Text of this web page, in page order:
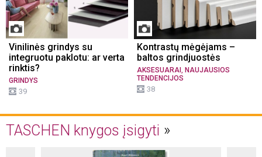
Vinilinės grindys su
integruotu paklotu: ar verta
rinktis?
GRINDYS
39
Kontrastų mėgėjams –
baltos grindjuostės
AKSESUARAI , NAUJAUSIOS
TENDENCIJOS
38
TASCHEN knygos įsigyti